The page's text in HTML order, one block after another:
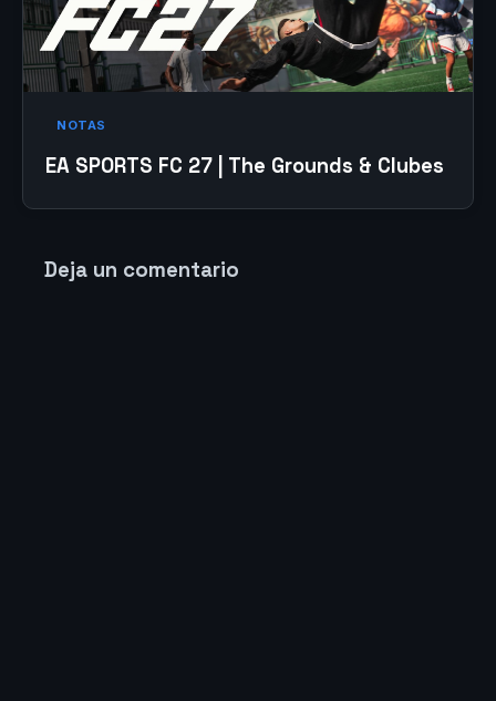
NOTAS
EA SPORTS FC 27 | The Grounds & Clubes
Deja un comentario